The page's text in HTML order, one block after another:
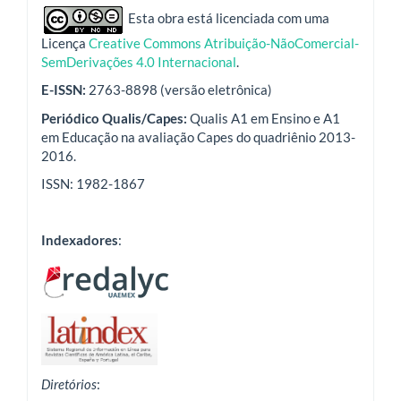
indexadoresEsta obra está licenciada com uma
Licença Creative Commons Atribuição-NãoComercial-
SemDerivações 4.0 Internacional.
E-ISSN: 2763-8898 (versão eletrônica)
Periódico Qualis/Capes: Qualis A1 em Ensino e A1
em Educação na avaliação Capes do quadriênio 2013-
2016.
ISSN: 1982-1867
Indexadores:
Diretórios: